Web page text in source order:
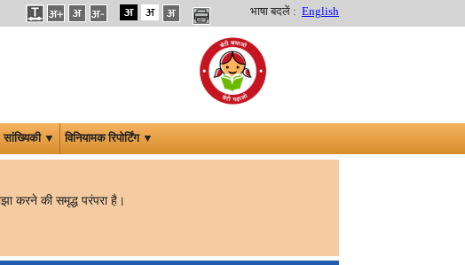
भाषा बदलें : English
सांख्यिकी ▼ विनियामक रिपोर्टिंग ▼
करने की समृद्ध परंपरा है।